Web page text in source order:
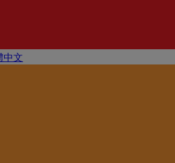
中文